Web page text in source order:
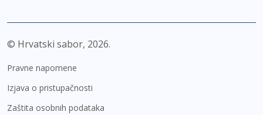
© Hrvatski sabor, 2026
Pravne napomene
Izjava o pristupačnosti
Zaštita osobnih podataka